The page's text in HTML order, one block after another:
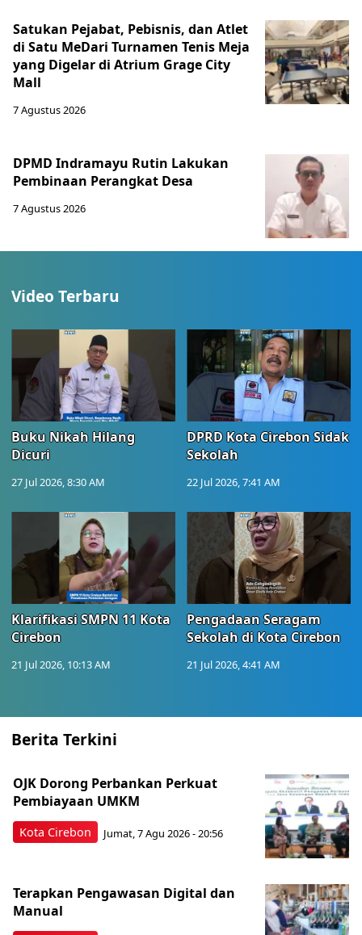
Satukan Pejabat, Pebisnis, dan Atlet
di Satu MeDari Turnamen Tenis Meja
yang Digelar di Atrium Grage City
Mall
7 Agustus 2026
DPMD Indramayu Rutin Lakukan
Pembinaan Perangkat Desa
7 Agustus 2026
Video Terbaru
Buku Nikah Hilang
Dicuri
27 Jul 2026, 8:30 AM
DPRD Kota Cirebon Sidak
Sekolah
22 Jul 2026, 7:41 AM
Klarifikasi SMPN 11 Kota
Cirebon
21 Jul 2026, 10:13 AM
Pengadaan Seragam
Sekolah di Kota Cirebon
21 Jul 2026, 4:41 AM
Berita Terkini
Kota Cirebon
OJK Dorong Perbankan Perkuat
Pembiayaan UMKM
Jumat, 7 Agu 2026 - 20:56
Terapkan Pengawasan Digital dan
Manual